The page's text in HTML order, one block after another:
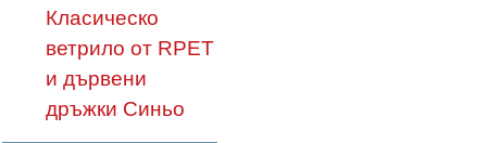
Класическо
ветрило от RPET
и дървени
дръжки Синьо